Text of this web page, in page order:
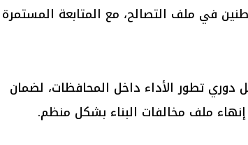
في ملف التصالح، مع المتابعة المستمرة
دوري تطور الأداء داخل المحافظات، لضمان
إنهاء ملف مخالفات البناء بشكل منظم.